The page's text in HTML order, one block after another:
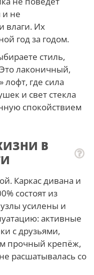
и не
влаги. Их
год за годом.
стиль,
лаконичный,
где сила
и свет стекла
спокойствием
В
Каркас дивана и
состоят из
усилены и
активные
с друзьями,
прочный крепёж,
расшатывалась со